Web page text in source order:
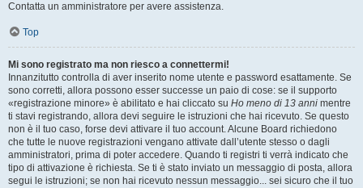
Contatta un amministratore per avere assistenza.
Top
Mi sono registrato ma non riesco a connettermi!
Innanzitutto controlla di aver inserito nome utente e password esattamente. Se
sono corretti, allora possono esser successe un paio di cose: se il supporto
«registrazione minore» è abilitato e hai cliccato su Ho meno di 13 anni mentre
ti stavi registrando, allora devi seguire le istruzioni che hai ricevuto. Se questo
non è il tuo caso, forse devi attivare il tuo account. Alcune Board richiedono
che tutte le nuove registrazioni vengano attivate dall’utente stesso o dagli
amministratori, prima di poter accedere. Quando ti registri ti verrà indicato che
tipo di attivazione è richiesta. Se ti è stato inviato un messaggio di posta, allora
segui le istruzioni; se non hai ricevuto nessun messaggio... sei sicuro che il tuo